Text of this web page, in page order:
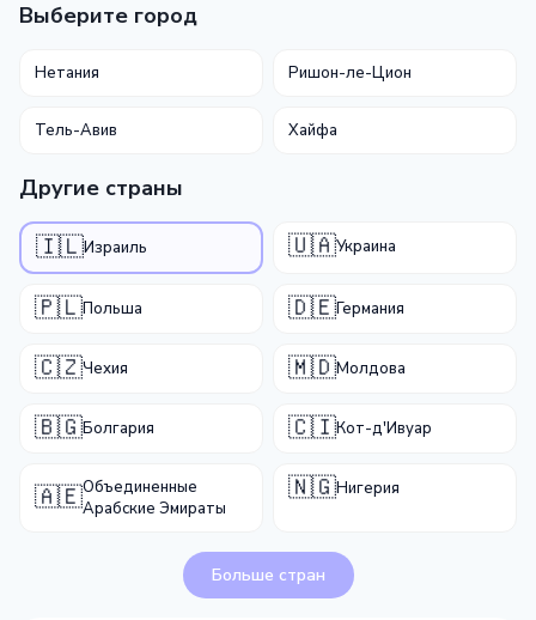
Выберите город
Нетания Ришон-ле-Цион
Тель-Авив Хайфа
Другие страны
🇮🇱Израиль 🇺🇦Украина
🇵🇱Польша 🇩🇪Германия
🇨🇿Чехия 🇲🇩Молдова
🇧🇬Болгария 🇨🇮Кот-д'Ивуар
🇦🇪Объединенные
Арабские Эмираты
🇳🇬Нигерия
Больше стран